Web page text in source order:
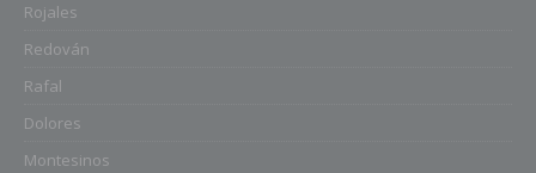
Rojales
Redován
Rafal
Dolores
Montesinos